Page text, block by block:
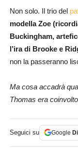
Non solo. Il trio del
modella Zoe
Buckingham,
l’ira di Brooke e
non la passeranno
Ma cosa accadrà
Thomas era
Seguici su Google